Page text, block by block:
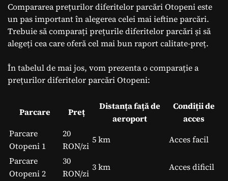
Compararea prețurilor diferitelor parcări Otopeni este
un pas important în alegerea celei mai ieftine parcări.
Trebuie să comparați prețurile diferitelor parcări și să
alegeți cea care oferă cel mai bun raport calitate-preț.
În tabelul de mai jos, vom prezenta o comparație a
prețurilor diferitelor parcări Otopeni:
Parcare Preț
Distanța față de
aeroport
Condiții de
acces
Parcare
Otopeni 1
20
RON/zi
5 km
Acces facil
Parcare
Otopeni 2
30
RON/zi
3 km
Acces dificil